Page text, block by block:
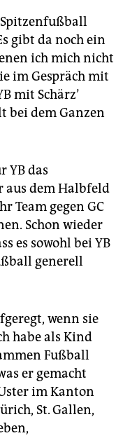
gibt da noch ein
ich mich nicht
im Gespräch mit
mit Schärz’
bei dem Ganzen
YB das
aus dem Halbfeld
Team gegen GC
Schon wieder
es sowohl bei YB
generell
wenn sie
habe als Kind
Fußball
er gemacht
im Kanton
St. Gallen,